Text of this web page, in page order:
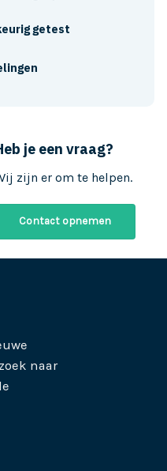
je een vraag?
zijn er om te helpen.
Contact opnemen
getest
naar